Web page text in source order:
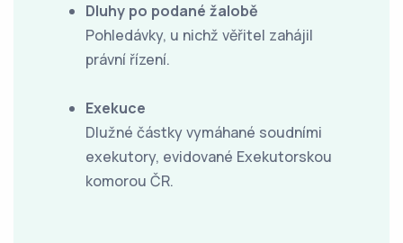
Dluhy po podané žalobě
Pohledávky, u nichž věřitel zahájil
právní řízení.
Exekuce
Dlužné částky vymáhané soudními
exekutory, evidované Exekutorskou
komorou ČR.